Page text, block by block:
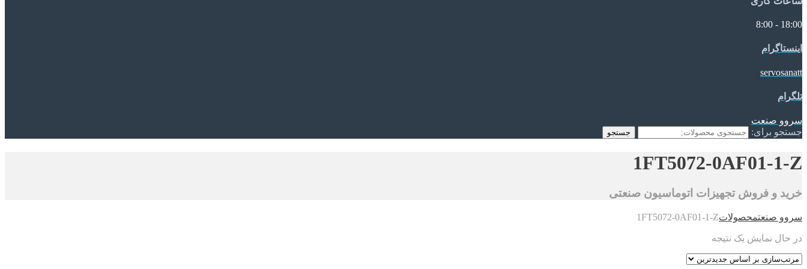
18:00 - 8:00
اینستاگرام
servosanatt
تلگرام
سروو صنعت
جستجو برای:
جستجو
1FT5072-0AF01-1-Z
خرید و فروش تجهیزات اتوماسیون صنعتی
سروو صنعتمحصولات1FT5072-0AF01-1-Z
در حال نمایش یک نتیجه